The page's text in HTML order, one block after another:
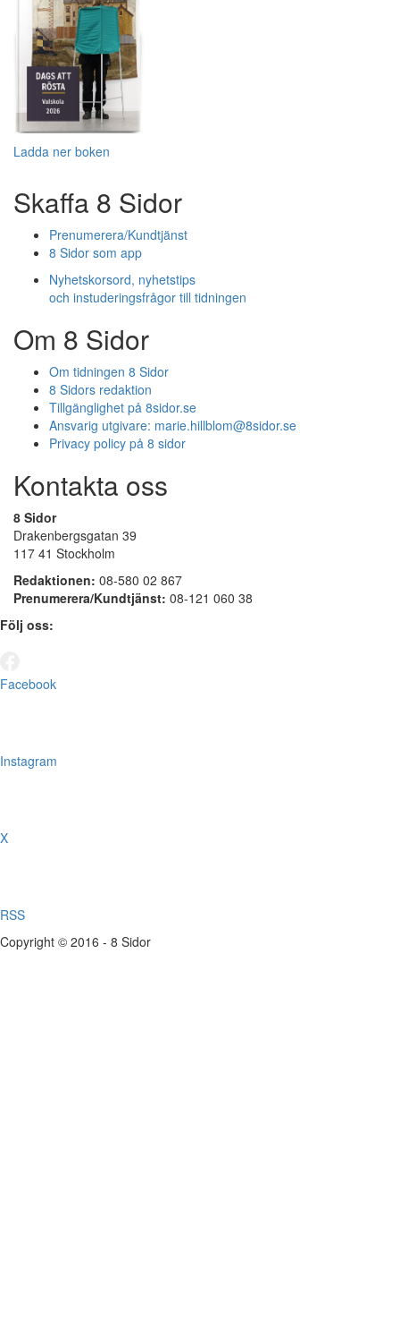
Ladda ner boken
Skaffa 8 Sidor
Prenumerera/Kundtjänst
8 Sidor som app
Nyhetskorsord, nyhetstips
och instuderingsfrågor till tidningen
Om 8 Sidor
Om tidningen 8 Sidor
8 Sidors redaktion
Tillgänglighet på 8sidor.se
Ansvarig utgivare: marie.hillblom@8sidor.se
Privacy policy på 8 sidor
Kontakta oss
8 Sidor
Drakenbergsgatan 39
117 41 Stockholm
Redaktionen: 08-580 02 867
Prenumerera/Kundtjänst: 08-121 060 38
Följ oss:
Facebook
Instagram
X
RSS
Copyright © 2016 - 8 Sidor